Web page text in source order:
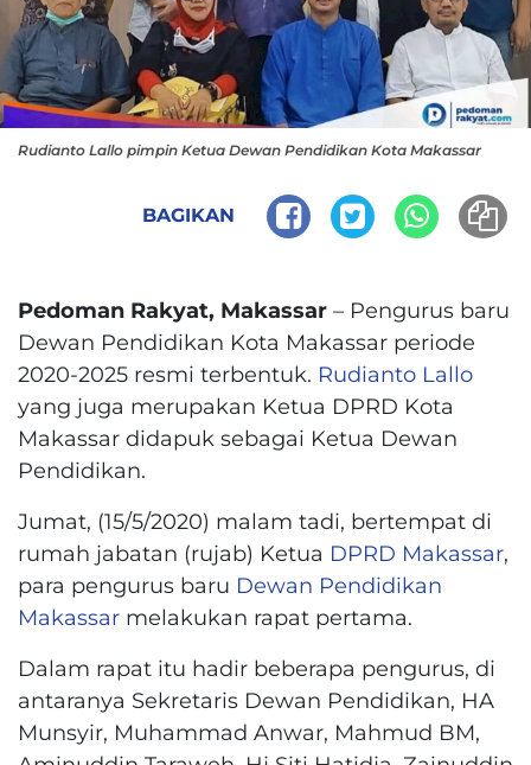
Rudianto Lallo pimpin Ketua Dewan Pendidikan Kota Makassar
BAGIKAN
Pedoman Rakyat, Makassar – Pengurus baru
Dewan Pendidikan Kota Makassar periode
2020-2025 resmi terbentuk. Rudianto Lallo
yang juga merupakan Ketua DPRD Kota
Makassar didapuk sebagai Ketua Dewan
Pendidikan.
Jumat, (15/5/2020) malam tadi, bertempat di
rumah jabatan (rujab) Ketua DPRD Makassar,
para pengurus baru Dewan Pendidikan
Makassar melakukan rapat pertama.
Dalam rapat itu hadir beberapa pengurus, di
antaranya Sekretaris Dewan Pendidikan, HA
Munsyir, Muhammad Anwar, Mahmud BM,